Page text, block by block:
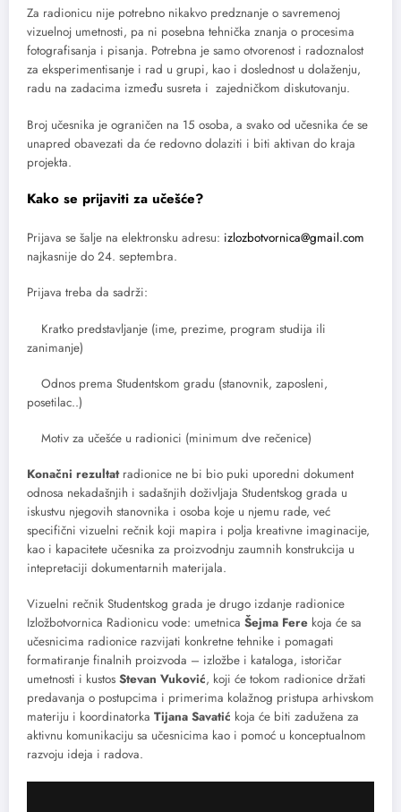
Za radionicu nije potrebno nikakvo predznanje o savremenoj
vizuelnoj umetnosti, pa ni posebna tehnička znanja o procesima
fotografisanja i pisanja. Potrebna je samo otvorenost i radoznalost
za eksperimentisanje i rad u grupi, kao i doslednost u dolaženju,
radu na zadacima između susreta i zajedničkom diskutovanju.
Broj učesnika je ograničen na 15 osoba, a svako od učesnika će se
unapred obavezati da će redovno dolaziti i biti aktivan do kraja
projekta.
Kako se prijaviti za učešće?
Prijava se šalje na elektronsku adresu: izlozbotvornica@gmail.com
najkasnije do 24. septembra.
Prijava treba da sadrži:
Kratko predstavljanje (ime, prezime, program studija ili
zanimanje)
Odnos prema Studentskom gradu (stanovnik, zaposleni,
posetilac..)
Motiv za učešće u radionici (minimum dve rečenice)
Konačni rezultatradionice ne bi bio puki uporedni dokument
odnosa nekadašnjih i sadašnjih doživljaja Studentskog grada u
iskustvu njegovih stanovnika i osoba koje u njemu rade, već
specifični vizuelni rečnik koji mapira i polja kreativne imaginacije,
kao i kapacitete učesnika za proizvodnju zaumnih konstrukcija u
intepretaciji dokumentarnih materijala.
Vizuelni rečnik Studentskog grada je drugo izdanje radionice
Izložbotvornica Radionicu vode: umetnica Šejma Fere koja će sa
učesnicima radionice razvijati konkretne tehnike i pomagati
formatiranje finalnih proizvoda – izložbe i kataloga, istoričar
umetnosti i kustos Stevan Vuković, koji će tokom radionice držati
predavanja o postupcima i primerima kolažnog pristupa arhivskom
materiju i koordinatorka Tijana Savatić koja će biti zadužena za
aktivnu komunikaciju sa učesnicima kao i pomoć u konceptualnom
razvoju ideja i radova.